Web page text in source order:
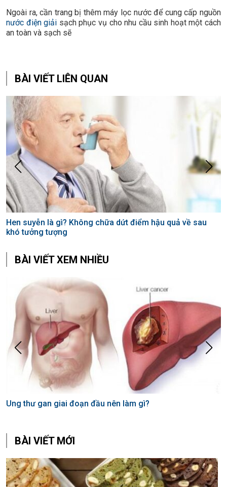
Ngoài ra, cần trang bị thêm máy lọc nước để cung cấp nguồn
nước điện giải sạch phục vụ cho nhu cầu sinh hoạt một cách
an toàn và sạch sẽ
BÀI VIẾT LIÊN QUAN
Hen suyễn là gì? Không chữa dứt điểm hậu quả về sau
khó tưởng tượng
BÀI VIẾT XEM NHIỀU
Ung thư gan giai đoạn đầu nên làm gì?
BÀI VIẾT MỚI